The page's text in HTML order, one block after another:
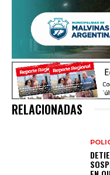
RELACIONADAS